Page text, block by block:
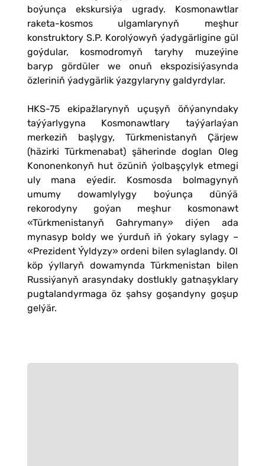
boýunça ekskursiýa ugrady. Kosmonawtlar
raketa-kosmos ulgamlarynyň meşhur
konstruktory S.P. Korolýowyň ýadygärligine gül
goýdular, kosmodromyň taryhy muzeýine
baryp gördüler we onuň ekspozisiýasynda
özleriniň ýadygärlik ýazgylaryny galdyrdylar.
HKS-75 ekipažlarynyň uçuşyň öňýanyndaky
taýýarlygyna Kosmonawtlary taýýarlaýan
merkeziň başlygy, Türkmenistanyň Çärjew
(häzirki Türkmenabat) şäherinde doglan Oleg
Kononenkonyň hut özüniň ýolbaşçylyk etmegi
uly mana eýedir. Kosmosda bolmagynyň
umumy dowamlylygy boýunça dünýä
rekorodyny goýan meşhur kosmonawt
«Türkmenistanyň Gahrymany» diýen ada
mynasyp boldy we ýurduň iň ýokary sylagy –
«Prezident Ýyldyzy» ordeni bilen sylaglandy. Ol
köp ýyllaryň dowamynda Türkmenistan bilen
Russiýanyň arasyndaky dostlukly gatnaşyklary
pugtalandyrmaga öz şahsy goşandyny goşup
gelýär.